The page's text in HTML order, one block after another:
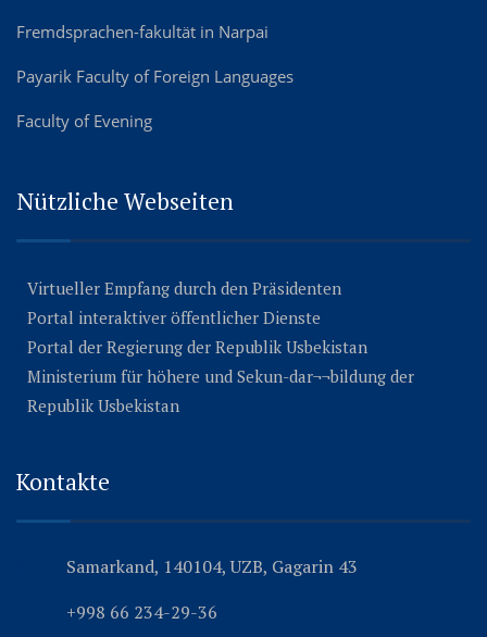
Fremdsprachen-fakultät in Narpai
Payarik Faculty of Foreign Languages
Faculty of Evening
Nützliche Webseiten
Virtueller Empfang durch den Präsidenten
Portal interaktiver öffentlicher Dienste
Portal der Regierung der Republik Usbekistan
Ministerium für höhere und Sekun-dar¬¬bildung der
Republik Usbekistan
Kontakte
Samarkand, 140104, UZB, Gagarin 43
+998 66 234-29-36